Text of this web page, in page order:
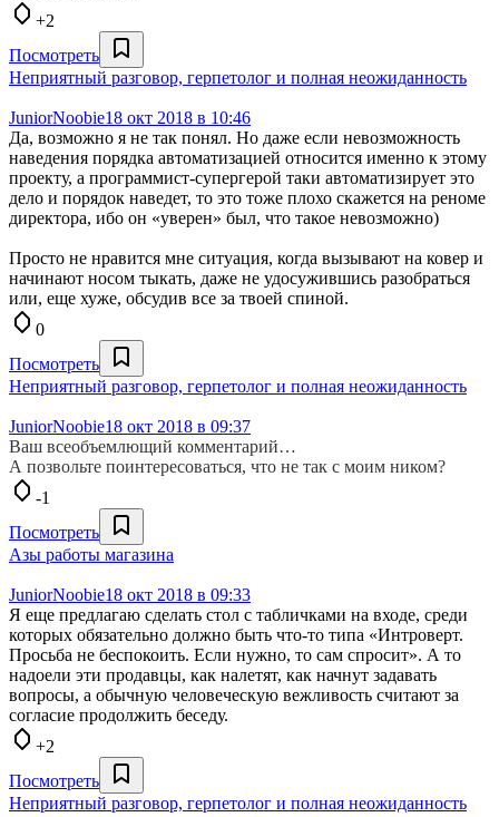
+2
Посмотреть
Неприятный разговор, герпетолог и полная неожиданность
JuniorNoobie18 окт 2018 в 10:46
Да, возможно я не так понял. Но даже если невозможность
наведения порядка автоматизацией относится именно к этому
проекту, а программист-супергерой таки автоматизирует это
дело и порядок наведет, то это тоже плохо скажется на реноме
директора, ибо он «уверен» был, что такое невозможно)
Просто не нравится мне ситуация, когда вызывают на ковер и
начинают носом тыкать, даже не удосужившись разобраться
или, еще хуже, обсудив все за твоей спиной.
0
Посмотреть
Неприятный разговор, герпетолог и полная неожиданность
JuniorNoobie18 окт 2018 в 09:37
Ваш всеобъемлющий комментарий…
А позвольте поинтересоваться, что не так с моим ником?
-1
Посмотреть
Азы работы магазина
JuniorNoobie18 окт 2018 в 09:33
Я еще предлагаю сделать стол с табличками на входе, среди
которых обязательно должно быть что-то типа «Интроверт.
Просьба не беспокоить. Если нужно, то сам спросит». А то
надоели эти продавцы, как налетят, как начнут задавать
вопросы, а обычную человеческую вежливость считают за
согласие продолжить беседу.
+2
Посмотреть
Неприятный разговор, герпетолог и полная неожиданность